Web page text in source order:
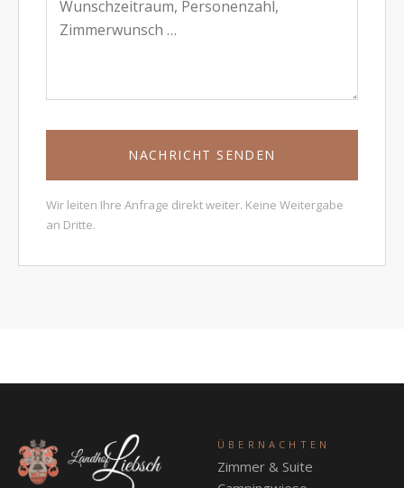
NACHRICHT SENDEN
Wir leiten Ihre Anfrage direkt weiter. Keine Weitergabe
an Dritte.
ÜBERNACHTEN
Zimmer & Suite